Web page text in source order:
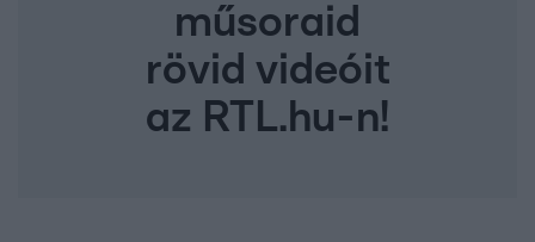
műsoraid
rövid videóit
az RTL.hu-n!